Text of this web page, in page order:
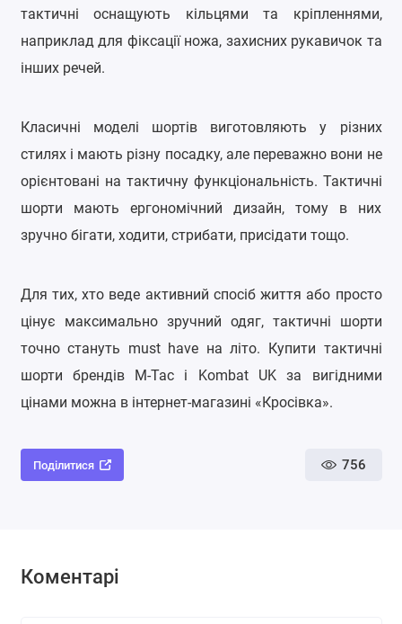
тактичні оснащують кільцями та кріпленнями,
наприклад для фіксації ножа, захисних рукавичок та
інших речей.
Класичні моделі шортів виготовляють у різних
стилях і мають різну посадку, але переважно вони не
орієнтовані на тактичну функціональність. Тактичні
шорти мають ергономічний дизайн, тому в них
зручно бігати, ходити, стрибати, присідати тощо.
Для тих, хто веде активний спосіб життя або просто
цінує максимально зручний одяг, тактичні шорти
точно стануть must have на літо. Купити тактичні
шорти брендів M-Tac і Kombat UKза вигідними
цінами можна в інтернет-магазині «Кросівка».
Поділитися 756
Коментарі